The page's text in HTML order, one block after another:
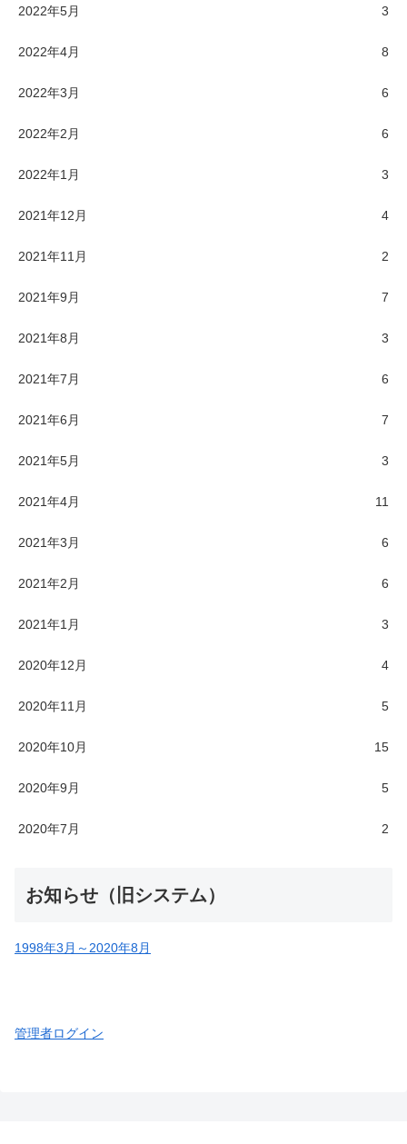
2022年5月 3
2022年4月 8
2022年3月 6
2022年2月 6
2022年1月 3
2021年12月 4
2021年11月 2
2021年9月 7
2021年8月 3
2021年7月 6
2021年6月 7
2021年5月 3
2021年4月 11
2021年3月 6
2021年2月 6
2021年1月 3
2020年12月 4
2020年11月 5
2020年10月 15
2020年9月 5
2020年7月 2
お知らせ（旧システム）
1998年3月～2020年8月
管理者ログイン